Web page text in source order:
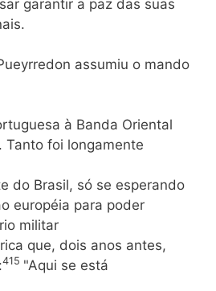
garantir a paz das suas
assumiu o mando
à Banda Oriental
Tanto foi longamente
do Brasil, só se esperando
européia para poder
militar
que, dois anos antes,
415 "Aqui se está